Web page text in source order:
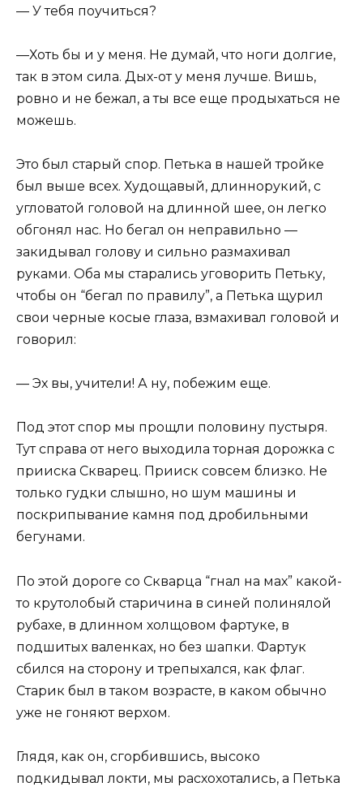
— У тебя поучиться?
—Хоть бы и у меня. Не думай, что ноги долгие,
так в этом сила. Дых-от у меня лучше. Вишь,
ровно и не бежал, а ты все еще продыхаться не
можешь.
Это был старый спор. Петька в нашей тройке
был выше всех. Худощавый, длиннорукий, с
угловатой головой на длинной шее, он легко
обгонял нас. Но бегал он неправильно —
закидывал голову и сильно размахивал
руками. Оба мы старались уговорить Петьку,
чтобы он “бегал по правилу”, а Петька щурил
свои черные косые глаза, взмахивал головой и
говорил:
— Эх вы, учители! А ну, побежим еще.
Под этот спор мы прощли половину пустыря.
Тут справа от него выходила торная дорожка с
прииска Скварец. Прииск совсем близко. Не
только гудки слышно, но шум машины и
поскрипывание камня под дробильными
бегунами.
По этой дороге со Скварца “гнал на мах” какой-
то крутолобый старичина в синей полинялой
рубахе, в длинном холщовом фартуке, в
подшитых валенках, но без шапки. Фартук
сбился на сторону и трепыхался, как флаг.
Старик был в таком возрасте, в каком обычно
уже не гоняют верхом.
Глядя, как он, сгорбившись, высоко
подкидывал локти, мы расхохотались, а Петька